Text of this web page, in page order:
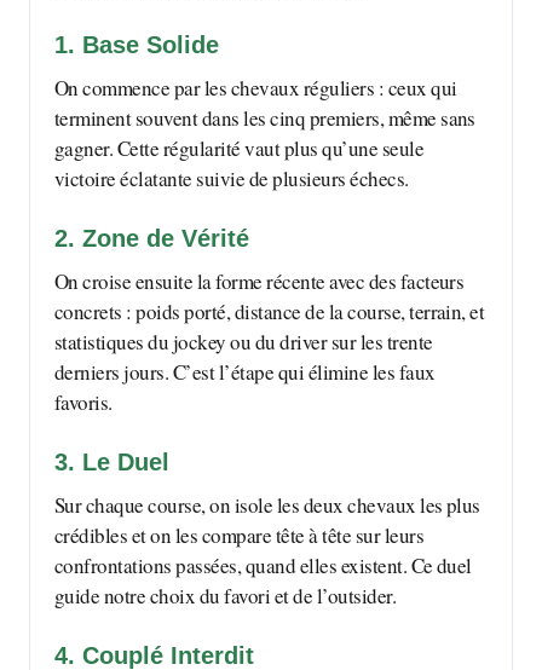
1. Base Solide
On commence par les chevaux réguliers : ceux qui
terminent souvent dans les cinq premiers, même sans
gagner. Cette régularité vaut plus qu’une seule
victoire éclatante suivie de plusieurs échecs.
2. Zone de Vérité
On croise ensuite la forme récente avec des facteurs
concrets : poids porté, distance de la course, terrain, et
statistiques du jockey ou du driver sur les trente
derniers jours. C’est l’étape qui élimine les faux
favoris.
3. Le Duel
Sur chaque course, on isole les deux chevaux les plus
crédibles et on les compare tête à tête sur leurs
confrontations passées, quand elles existent. Ce duel
guide notre choix du favori et de l’outsider.
4. Couplé Interdit